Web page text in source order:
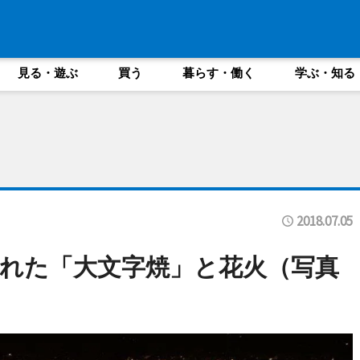
見る・遊ぶ 買う 暮らす・働く 学ぶ・知る
2018.07.05
た「大文字焼」と花火（写真